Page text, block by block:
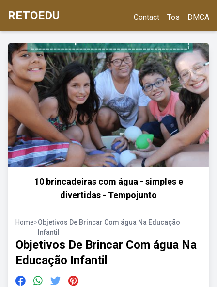
RETOEDU Contact Tos DMCA
10 brincadeiras com água - simples e
divertidas - Tempojunto
Home>Objetivos De Brincar Com água Na Educação
Infantil
Objetivos De Brincar Com água Na
Educação Infantil